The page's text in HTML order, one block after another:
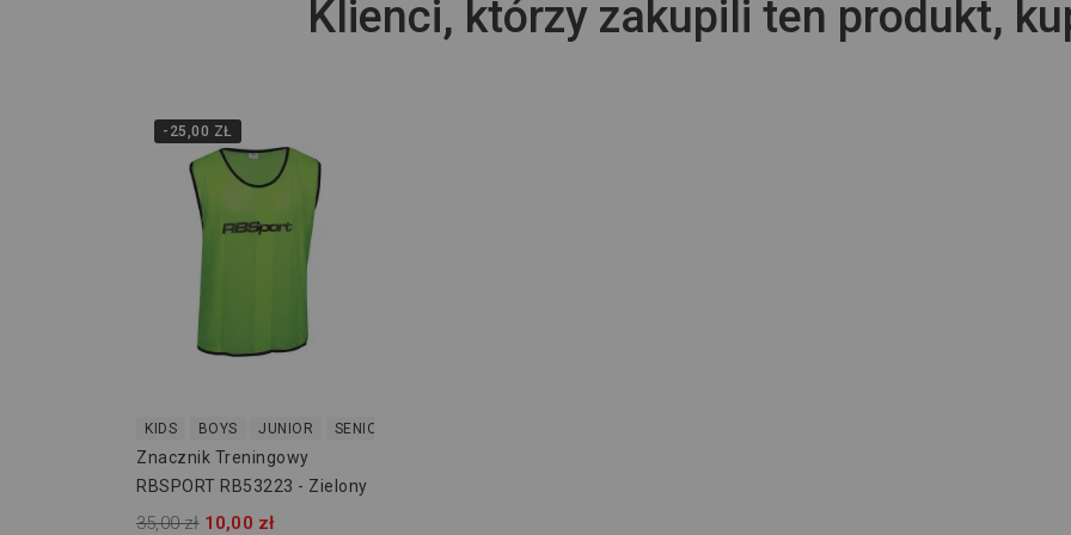
Klienci, którzy zakupili ten produkt,
-25,00 ZŁ
KIDS BOYS JUNIOR SENIOR
Znacznik Treningowy
RBSPORT RB53223 - Zielony
35,00 zł 10,00 zł